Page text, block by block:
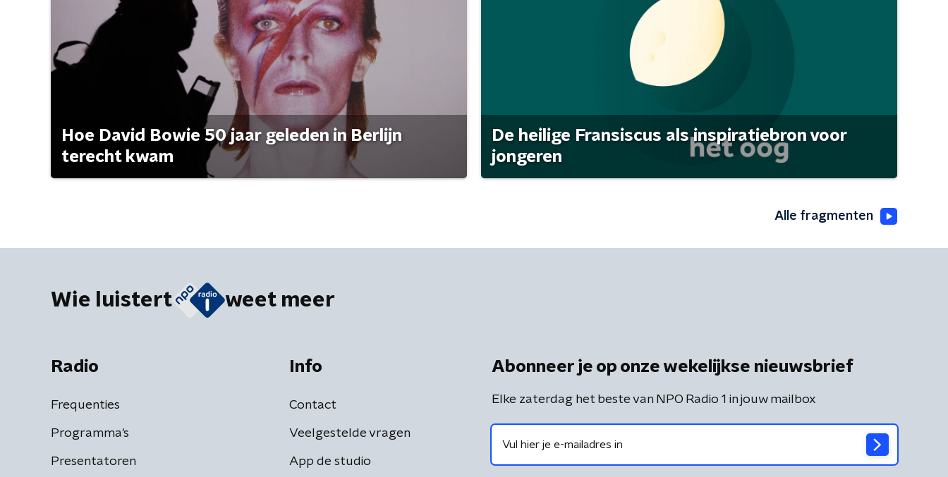
Hoe David Bowie 50 jaar geleden in Berlijn
terecht kwam
De heilige Fransiscus als inspiratiebron voor
jongeren
Alle fragmenten
Wie luistert weet meer
Radio
Frequenties
Programma's
Presentatoren
Info
Contact
Veelgestelde vragen
App de studio
Abonneer je op onze wekelijkse nieuwsbrief
Elke zaterdag het beste van NPO Radio 1 in jouw mailbox